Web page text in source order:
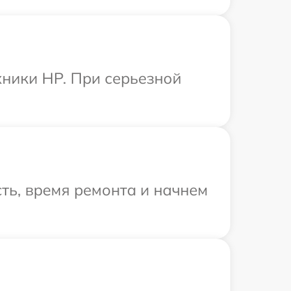
HP. При серьезной
время ремонта и начнем